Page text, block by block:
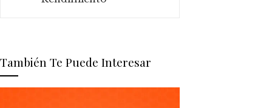
También Te Puede Interesar